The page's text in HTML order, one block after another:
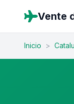
Vente
Inicio >